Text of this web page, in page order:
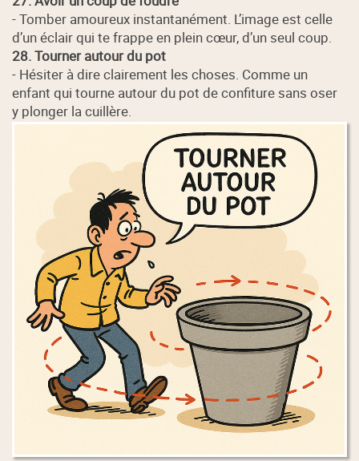
- Tomber amoureux instantanément. L’image est celle
d’un éclair qui te frappe en plein cœur, d’un seul coup.
28. Tourner autour du pot
- Hésiter à dire clairement les choses. Comme un
enfant qui tourne autour du pot de confiture sans oser
y plonger la cuillère.